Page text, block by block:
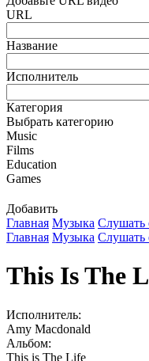
URL
Название
Исполнитель
Категория
Выбрать категорию
Music
Films
Education
Games
Добавить
Главная Музыка Слушать
Главная Музыка Слушать
This Is The
Исполнитель:
Amy Macdonald
Альбом:
This is The Life